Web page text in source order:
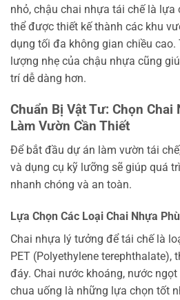
nhỏ, chậu chai nhựa tái chế là lựa
thể được thiết kế thành các khu
dụng tối đa không gian chiều
lượng nhẹ của chậu nhựa cũng
trí dễ dàng hơn.
Chuẩn Bị Vật Tư: Chọn Chai
Làm Vườn Cần Thiết
Để bắt đầu dự án làm vườn tái
và dụng cụ kỹ lưỡng sẽ giúp quá
nhanh chóng và an toàn.
Lựa Chọn Các Loại Chai Nhựa
Chai nhựa lý tưởng để tái chế là
PET (Polyethylene terephthalate),
đáy. Chai nước khoáng, nước
chua uống là những lựa chọn tốt